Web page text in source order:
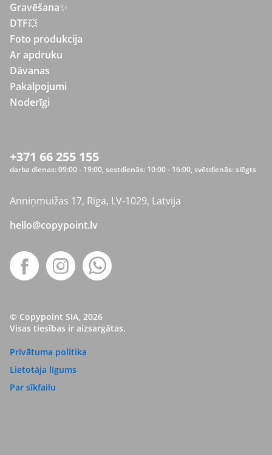
Gravēšana✨
DTF💥
Foto produkcija
Ar apdruku
Dāvanas
Pakalpojumi
Noderīgi
+371 66 255 155
darba dienas: 09:00 - 19:00, sestdienās: 10:00 - 16:00, svētdienās: slēgts
Anniņmuižas 17, Rīga, LV-1029, Latvija
hello@copypoint.lv
© Copypoint SIA, 2026
Visas tiesības ir aizsargātas.
Privātuma politika
Lietotāja līgums
Par sīkfailu